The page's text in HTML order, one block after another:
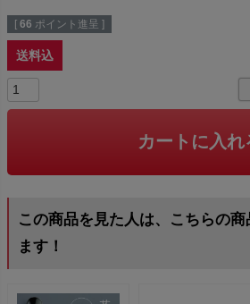
[ 66 ポイント進呈 ]
送料込
カートに入れ
この商品を見た人は、こちらの
ます！